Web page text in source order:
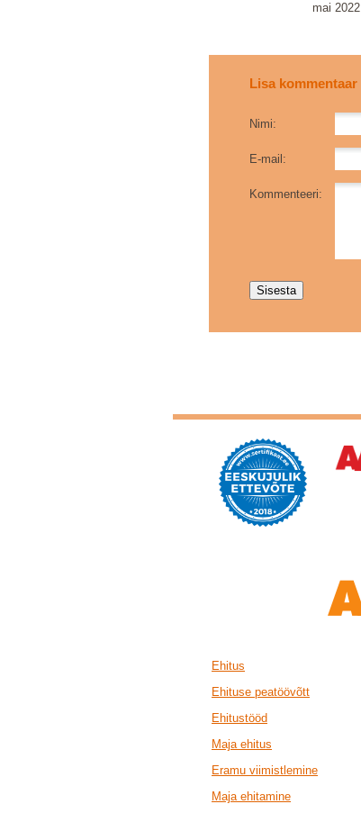
mai 2022
Lisa kommentaar
Nimi:
E-mail:
Kommenteeri:
Ehitus
Ehituse peatöövõtt
Ehitustööd
Maja ehitus
Eramu viimistlemine
Maja ehitamine